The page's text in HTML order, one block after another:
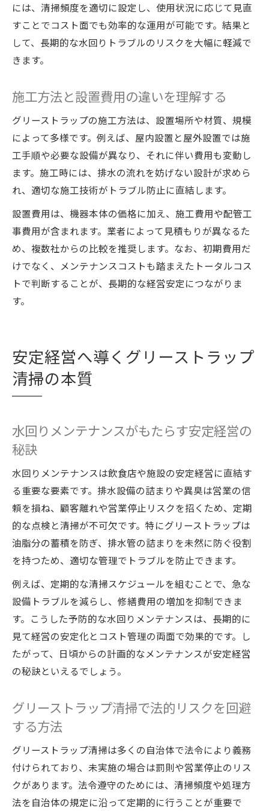
には、清掃頻度を適切に設定し、使用状況に応じて見直
すことでコスト面でも効率的な運用が可能です。結果と
して、長期的な水回りトラブルのリスクを大幅に軽減で
きます。
施工方法と設置費用の違いを理解する
グリーストラップの施工方法は、設置場所や材質、規模
によって多様です。例えば、屋内設置と屋外設置では施
工手順や必要な設備が異なり、それに伴い費用も変動し
ます。施工時には、排水の流れを妨げない設計が求めら
れ、適切な施工技術がトラブル防止に直結します。
設置費用は、機器本体の価格に加え、施工費用や配管工
事費用が含まれます。業者によって見積もりが異なるた
め、複数社からの比較を推奨します。なお、初期費用だ
けでなく、メンテナンスコストも踏まえたトータルコス
トで判断することが、長期的な経営安定につながりま
す。
安定経営へ導くグリーストラップ
清掃の本質
水回りメンテナンスがもたらす安定経営の
秘訣
水回りメンテナンスは飲食店や施設の安定経営に直結す
る重要な要素です。排水設備の詰まりや異臭は営業の信
頼を損ね、顧客離れや営業停止リスクを招くため、定期
的な点検と清掃が不可欠です。特にグリーストラップは
油脂分の蓄積を防ぎ、排水管の詰まりを未然に防ぐ役割
を持つため、適切な管理でトラブルを防止できます。
例えば、定期的な清掃スケジュールを組むことで、急な
設備トラブルを減らし、修繕費用の増加を抑制できま
す。こうした予防的な水回りメンテナンスは、長期的に
見て経営の安定化とコスト管理の両面で効果的です。し
たがって、日頃からの計画的なメンテナンスが安定経営
の秘訣といえるでしょう。
グリーストラップ清掃で法的リスクを回避
する方法
グリーストラップ清掃は多くの自治体で法令により義務
付けられており、未実施の場合は罰則や営業停止のリス
クがあります。法令遵守のためには、清掃頻度や処理方
法を自治体の規定に沿って定期的に行うことが重要で